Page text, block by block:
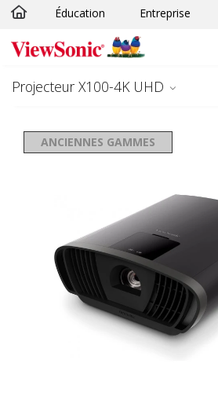
Passer au contenu principal
Éducation Entreprise
Projecteur X100-4K UHD
ANCIENNES GAMMES